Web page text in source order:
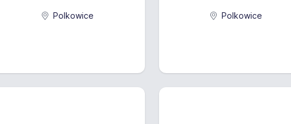
Polkowice Polkowice